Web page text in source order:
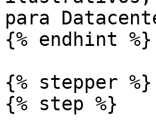
para
{% endhint %}
{% stepper %}
{% step %}